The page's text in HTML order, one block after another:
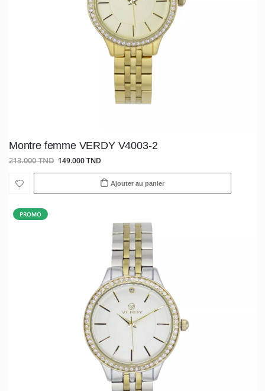
Montre femme VERDY V4003-2
213.000 TND 149.000 TND
Ajouter au panier
PROMO